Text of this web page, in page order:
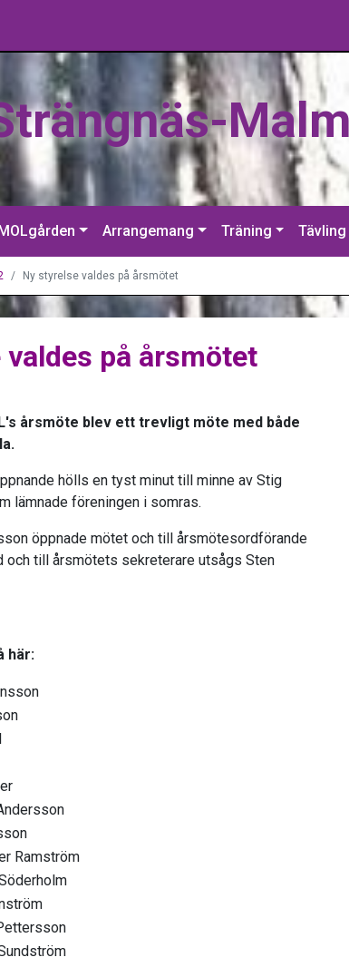
Arrangemang Träning Tävling
Ny styrelse valdes på årsmötet
på årsmötet
årsmöte blev ett trevligt möte med både
hölls en tyst minut till minne av Stig
lämnade föreningen i somras.
öppnade mötet och till årsmötesordförande
och till årsmötets sekreterare utsågs Sten
här:
Ramström